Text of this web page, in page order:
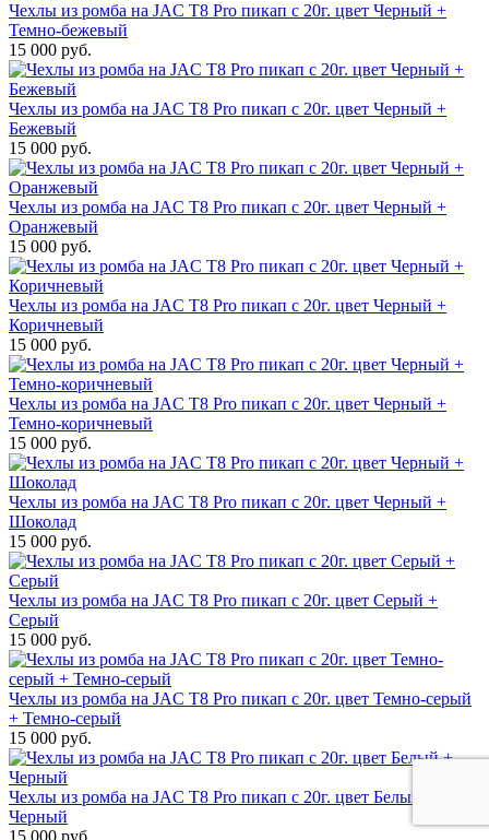
Чехлы из ромба на JAC T8 Pro пикап с 20г. цвет Черный +
Темно-бежевый
15 000 руб.
Чехлы из ромба на JAC T8 Pro пикап с 20г. цвет Черный +
Бежевый
15 000 руб.
Чехлы из ромба на JAC T8 Pro пикап с 20г. цвет Черный +
Оранжевый
15 000 руб.
Чехлы из ромба на JAC T8 Pro пикап с 20г. цвет Черный +
Коричневый
15 000 руб.
Чехлы из ромба на JAC T8 Pro пикап с 20г. цвет Черный +
Темно-коричневый
15 000 руб.
Чехлы из ромба на JAC T8 Pro пикап с 20г. цвет Черный +
Шоколад
15 000 руб.
Чехлы из ромба на JAC T8 Pro пикап с 20г. цвет Серый +
Серый
15 000 руб.
Чехлы из ромба на JAC T8 Pro пикап с 20г. цвет Темно-серый
+ Темно-серый
15 000 руб.
Чехлы из ромба на JAC T8 Pro пикап с 20г. цвет Белый +
Черный